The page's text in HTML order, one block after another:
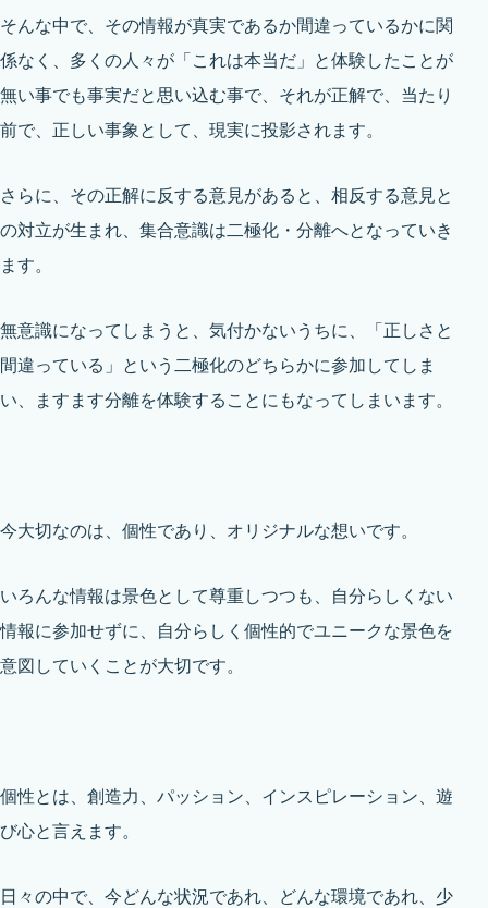
そんな中で、その情報が真実であるか間違っているかに関
係なく、多くの人々が「これは本当だ」と体験したことが
無い事でも事実だと思い込む事で、それが正解で、当たり
前で、正しい事象として、現実に投影されます。
さらに、その正解に反する意見があると、相反する意見と
の対立が生まれ、集合意識は二極化・分離へとなっていき
ます。
無意識になってしまうと、気付かないうちに、「正しさと
間違っている」という二極化のどちらかに参加してしま
い、ますます分離を体験することにもなってしまいます。
今大切なのは、個性であり、オリジナルな想いです。
いろんな情報は景色として尊重しつつも、自分らしくない
情報に参加せずに、自分らしく個性的でユニークな景色を
意図していくことが大切です。
個性とは、創造力、パッション、インスピレーション、遊
び心と言えます。
日々の中で、今どんな状況であれ、どんな環境であれ、少